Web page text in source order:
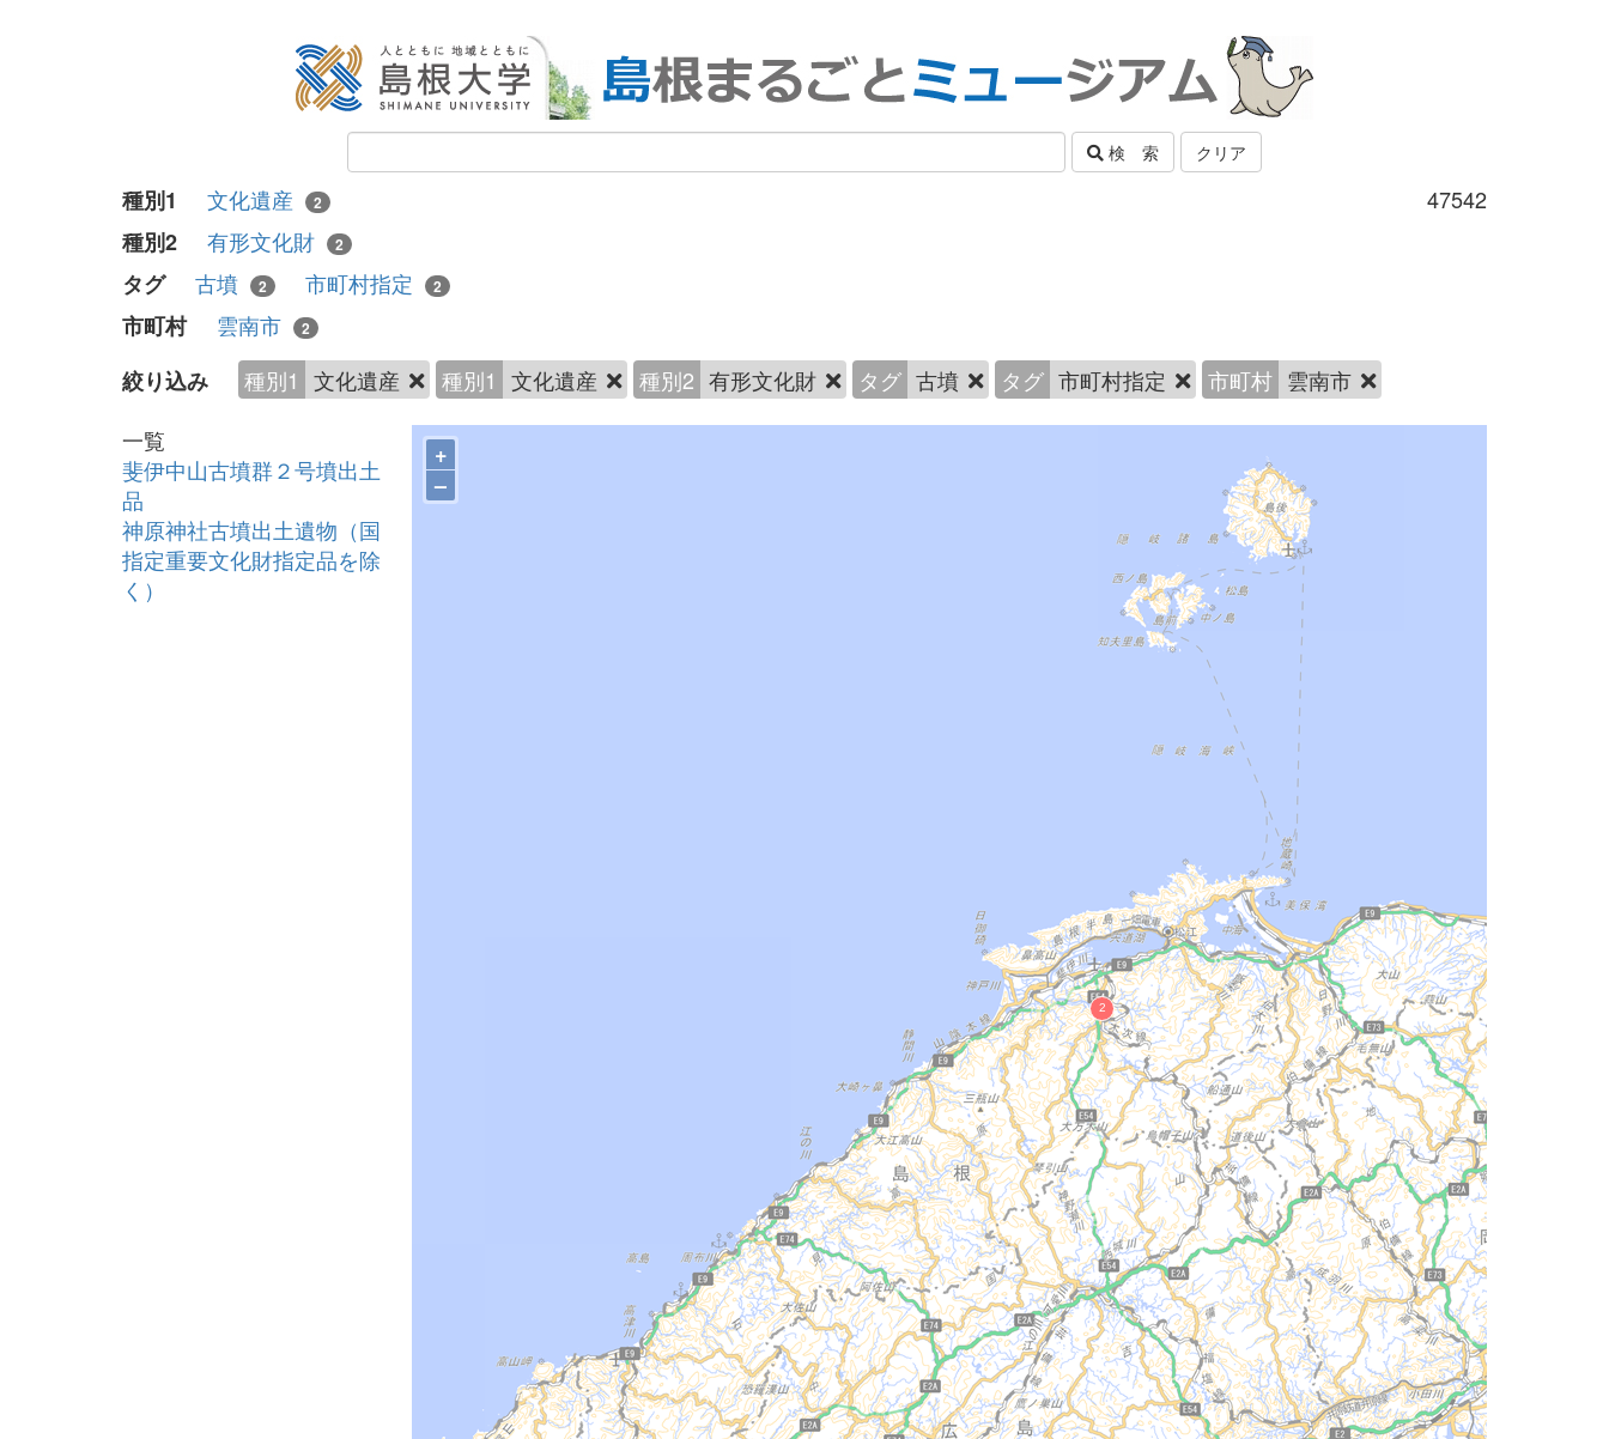
検 索 クリア
47542
種別1 文化遺産 2
種別2 有形文化財 2
タグ 古墳 2 市町村指定 2
市町村 雲南市 2
絞り込み 種別1 文化遺産 種別1 文化遺産 種別2 有形文化財 タグ 古墳 タグ 市町村指定 市町村 雲南市
一覧
斐伊中山古墳群２号墳出土
品
神原神社古墳出土遺物（国
指定重要文化財指定品を除
く）
+
–